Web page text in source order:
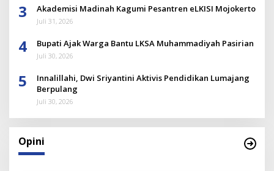
3 Akademisi Madinah Kagumi Pesantren eLKISI Mojokerto
Juli 31, 2026
4 Bupati Ajak Warga Bantu LKSA Muhammadiyah Pasirian
Juli 30, 2026
5
Innalillahi, Dwi Sriyantini Aktivis Pendidikan Lumajang
Berpulang
Juli 30, 2026
Opini